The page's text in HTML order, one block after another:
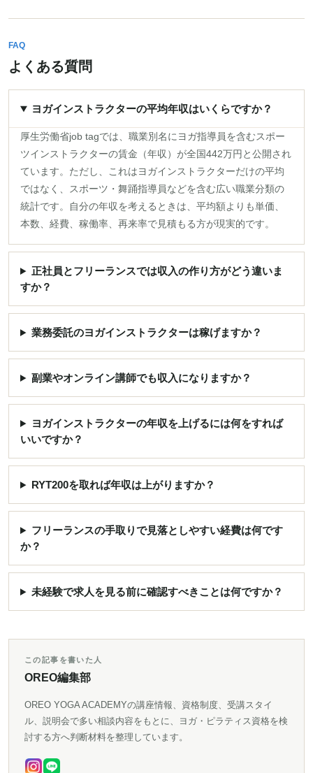
FAQ
よくある質問
ヨガインストラクターの平均年収はいくらですか？
厚生労働省job tagでは、職業別名にヨガ指導員を含むスポー
ツインストラクターの賃金（年収）が全国442万円と公開され
ています。ただし、これはヨガインストラクターだけの平均
ではなく、スポーツ・舞踊指導員などを含む広い職業分類の
統計です。自分の年収を考えるときは、平均額よりも単価、
本数、経費、稼働率、再来率で見積もる方が現実的です。
正社員とフリーランスでは収入の作り方がどう違いま
すか？
業務委託のヨガインストラクターは稼げますか？
副業やオンライン講師でも収入になりますか？
ヨガインストラクターの年収を上げるには何をすれば
いいですか？
RYT200を取れば年収は上がりますか？
フリーランスの手取りで見落としやすい経費は何です
か？
未経験で求人を見る前に確認すべきことは何ですか？
この記事を書いた人
OREO編集部
OREO YOGA ACADEMYの講座情報、資格制度、受講スタイ
ル、説明会で多い相談内容をもとに、ヨガ・ピラティス資格を検
討する方へ判断材料を整理しています。